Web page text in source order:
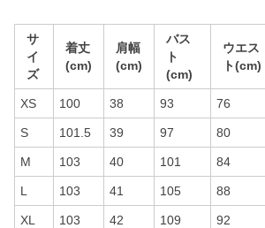
サ
イ
ズ
着丈
(cm)
肩幅
(cm)
バス
ト
(cm)
ウエス
ト(cm)
XS 100 38 93 76
S 101.5 39 97 80
M 103 40 101 84
L 103 41 105 88
XL 103 42 109 92